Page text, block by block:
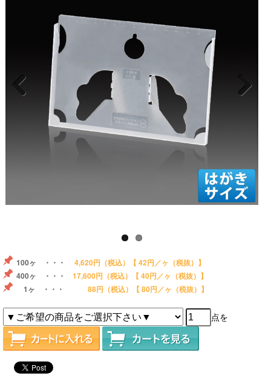
100ヶ ・・・ 4,620円 （税込）【 42円／ヶ（税抜）】
400ヶ ・・・ 17,600円 （税込）【 40円／ヶ（税抜）】
1ヶ ・・・
88円 （税込）【 80円／ヶ（税抜）】
点を